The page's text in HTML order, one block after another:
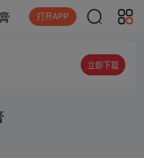
打开APP
立即下载